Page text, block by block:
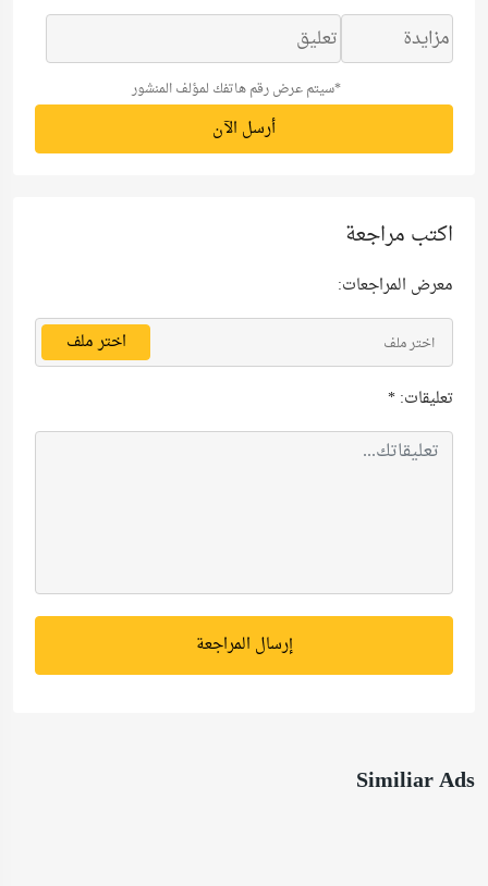
*سيتم عرض رقم هاتفك لمؤلف المنشور
أرسل الآن
اكتب مراجعة
معرض المراجعات:
اختر ملف
اختر ملف
تعليقات:*
إرسال المراجعة
Similiar Ads